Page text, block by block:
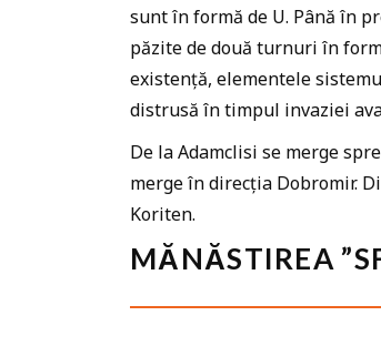
sunt în formă de U. Până în
păzite de două turnuri în
existență, elementele
distrusă în timpul invaziei
De la Adamclisi se merge
merge în direcția Dobromir.
Koriten.
MĂNĂSTIREA